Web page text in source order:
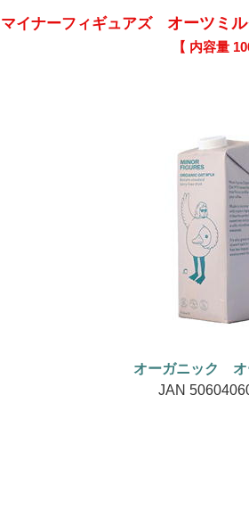
イナーフィギュアズ オーツミル
内容量 1000ml ／ 賞味期間
オーガニック オ
JAN